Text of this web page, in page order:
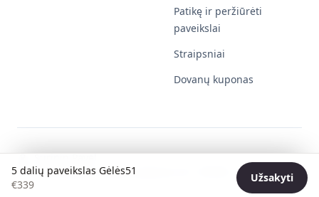
5 dalių paveikslas Gėlės51
€339
Užsakyti
Patikę ir peržiūrėti
paveikslai
Straipsniai
Dovanų kuponas
Surinin Pavel
Individualios veiklos pažymos Nr. 730596